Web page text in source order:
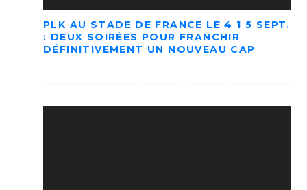
PLK AU STADE DE FRANCE LE 4 1 5 SEPT.
: DEUX SOIRÉES POUR FRANCHIR
DÉFINITIVEMENT UN NOUVEAU CAP